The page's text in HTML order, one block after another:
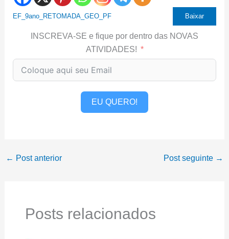
EF_9ano_RETOMADA_GEO_PF Baixar
INSCREVA-SE e fique por dentro das NOVAS
ATIVIDADES!
EU QUERO!
← Post anterior Post seguinte →
Posts relacionados